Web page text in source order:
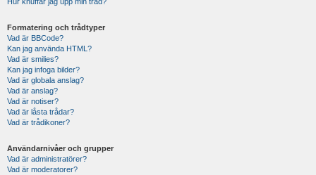
Formatering och trådtyper
Vad är BBCode?
Kan jag använda HTML?
Vad är smilies?
Kan jag infoga bilder?
Vad är globala anslag?
Vad är anslag?
Vad är notiser?
Vad är låsta trådar?
Vad är trådikoner?
Användarnivåer och grupper
Vad är administratörer?
Vad är moderatorer?